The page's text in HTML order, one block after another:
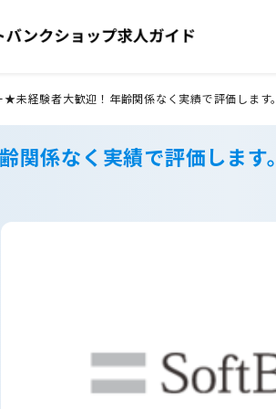
★未経験者大歓迎！年齢関係なく実績で評価します。
係なく実績で評価します。